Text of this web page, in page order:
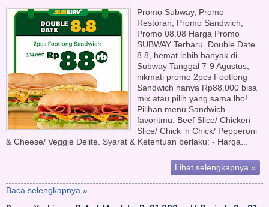
Promo Subway, Promo
Restoran, Promo Sandwich,
Promo 08.08 Harga Promo
SUBWAY Terbaru. Double Date
8.8, hemat lebih banyak di
Subway Tanggal 7-9 Agustus,
nikmati promo 2pcs Footlong
Sandwich hanya Rp88.000 bisa
mix atau pilih yang sama lho!
Pilihan menu Sandwich
favoritmu: Beef Slice/ Chicken
Slice/ Chick ’n Chick/ Pepperoni
& Cheese/ Veggie Delite. Syarat & Ketentuan berlaku: - Harga...
Lihat selengkapnya »
Baca selengkapnya »